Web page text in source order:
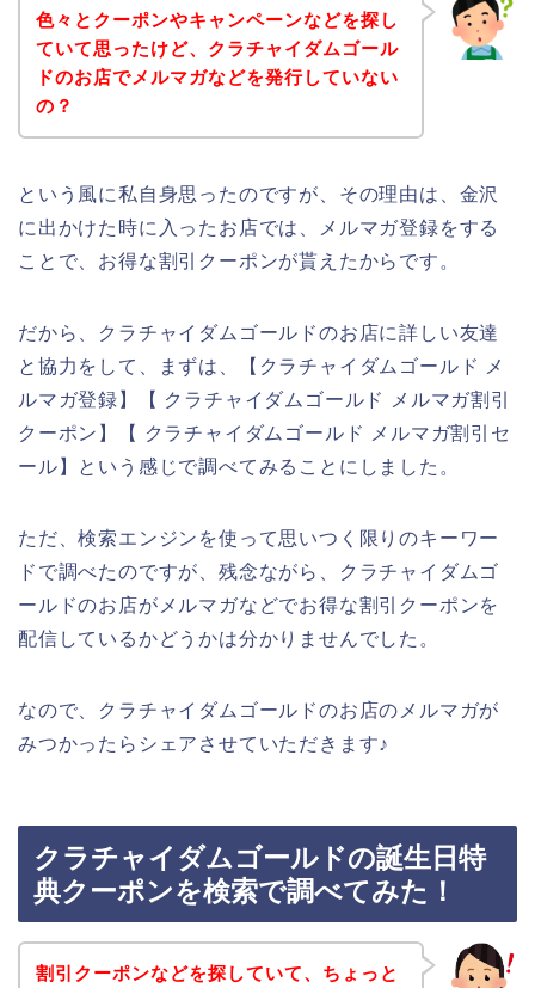
色々とクーポンやキャンペーンなどを探し
ていて思ったけど、クラチャイダムゴール
ドのお店でメルマガなどを発行していない
の？
という風に私自身思ったのですが、その理由は、金沢
に出かけた時に入ったお店では、メルマガ登録をする
ことで、お得な割引クーポンが貰えたからです。
だから、クラチャイダムゴールドのお店に詳しい友達
と協力をして、まずは、【クラチャイダムゴールド メ
ルマガ登録】【 クラチャイダムゴールド メルマガ割引
クーポン】【 クラチャイダムゴールド メルマガ割引セ
ール】という感じで調べてみることにしました。
ただ、検索エンジンを使って思いつく限りのキーワー
ドで調べたのですが、残念ながら、クラチャイダムゴ
ールドのお店がメルマガなどでお得な割引クーポンを
配信しているかどうかは分かりませんでした。
なので、クラチャイダムゴールドのお店のメルマガが
みつかったらシェアさせていただきます♪
クラチャイダムゴールドの誕生日特
典クーポンを検索で調べてみた！
割引クーポンなどを探していて、ちょっと